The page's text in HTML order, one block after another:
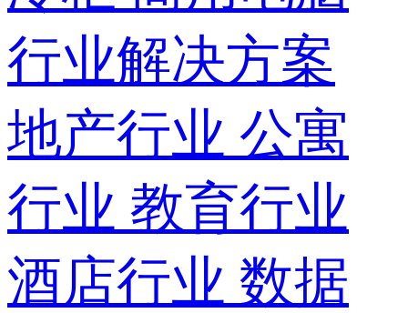
行业解决方案
地产行业 公寓
行业 教育行业
酒店行业 数据